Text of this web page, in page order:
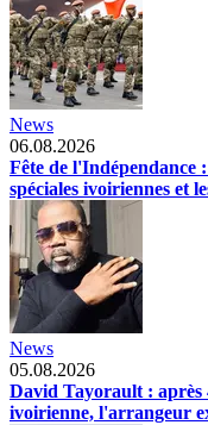
News
06.08.2026
Fête de l'Indépendance
spéciales ivoiriennes et
News
05.08.2026
David Tayorault : après
ivoirienne, l'arrangeur